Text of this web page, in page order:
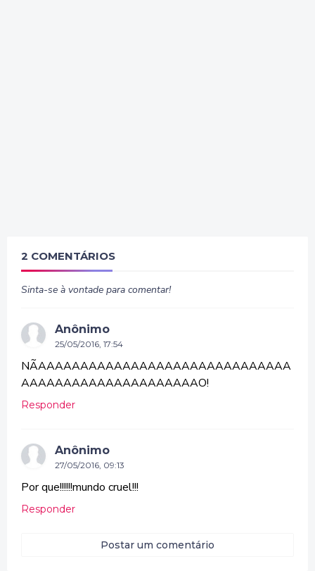
2 COMENTÁRIOS
Sinta-se à vontade para comentar!
Anônimo
25/05/2016, 17:54
NÃAAAAAAAAAAAAAAAAAAAAAAAAAAAAAA
AAAAAAAAAAAAAAAAAAAAAO!
Responder
Anônimo
27/05/2016, 09:13
Por que!!!!!!mundo cruel!!!
Responder
Postar um comentário